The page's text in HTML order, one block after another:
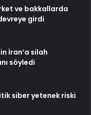
ve bakkallarda
girdi
İran’a silah
söyledi
siber yetenek riski